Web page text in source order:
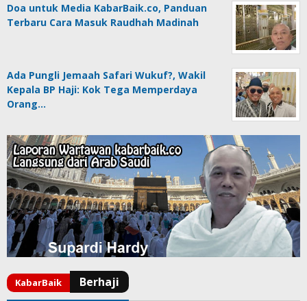
Doa untuk Media KabarBaik.co, Panduan
Terbaru Cara Masuk Raudhah Madinah
Ada Pungli Jemaah Safari Wukuf?, Wakil
Kepala BP Haji: Kok Tega Memperdaya
Orang…